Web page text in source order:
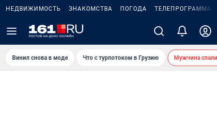
НЕДВИЖИМОСТЬ ЗНАКОМСТВА ПОГОДА ТЕЛЕПРОГРАММА
Винил снова в моде Что с турпотоком в Грузию Мужчина